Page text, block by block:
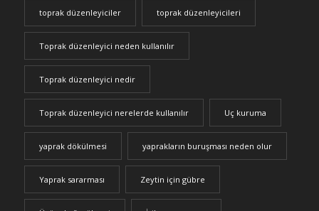
toprak düzenleyiciler toprak düzenleyicileri
Toprak düzenleyici neden kullanılır
Toprak düzenleyici nedir
Toprak düzenleyici nerelerde kullanılır Uç kuruma
yaprak dökülmesi yaprakların buruşması neden olur
Yaprak sararması Zeytin için gübre